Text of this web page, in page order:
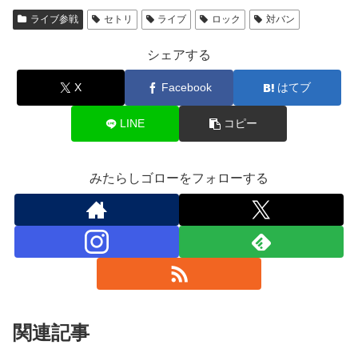
ライブ参戦 セトリ ライブ ロック 対バン
シェアする
X Facebook はてブ
LINE コピー
みたらしゴローをフォローする
関連記事